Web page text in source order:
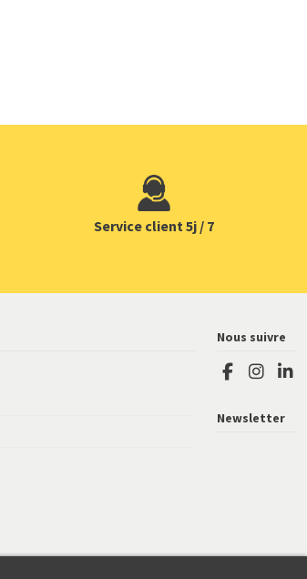
Service client 5j / 7
Nous suivre
Newsletter